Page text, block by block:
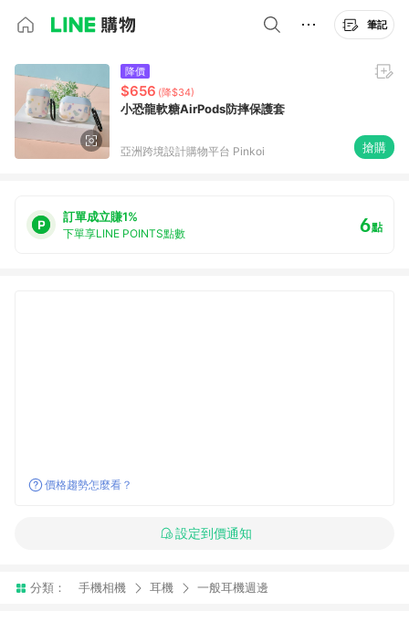
筆記
降價
$656 (降$34)
小恐龍軟糖AirPods防摔保護套
亞洲跨境設計購物平台 Pinkoi 搶購
訂單成立賺1%
下單享LINE POINTS點數 6點
價格趨勢怎麼看？
設定到價通知
分類： 手機相機 耳機 一般耳機週邊